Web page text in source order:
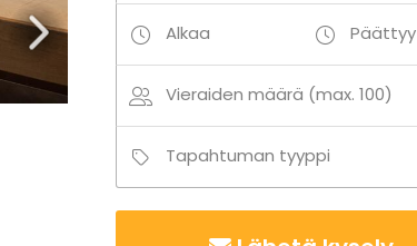
Alkaa Päättyy
Vieraiden määrä (max. 100)
Tapahtuman tyyppi